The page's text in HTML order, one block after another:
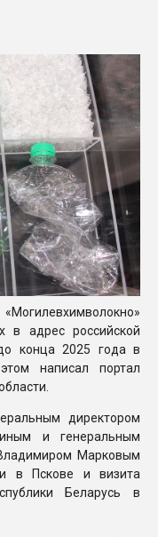
ПЕРЕЙТИ НА
в адрес российской
конца 2025 года в
написал портал
директором
и генеральным
Марковым
в Пскове и визита
Беларусь в